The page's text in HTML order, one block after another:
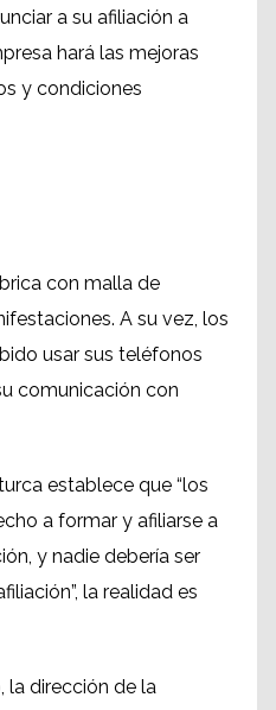
a su afiliación a
hará las mejoras
y condiciones
con malla de
A su vez, los
usar sus teléfonos
comunicación con
establece que “los
a formar y afiliarse a
y nadie debería ser
la realidad es
la dirección de la